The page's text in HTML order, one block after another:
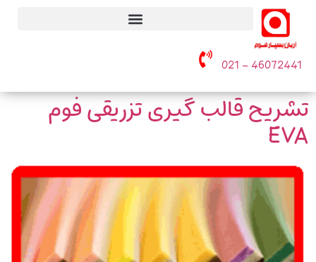
46072441
– 021
تشریح قالب گیری تزریقی فوم
EVA